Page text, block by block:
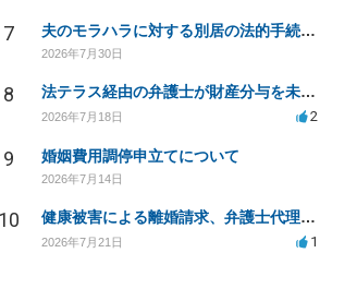
7 夫のモラハラに対する別居の法的手続き相談
2026年7月30日
8 法テラス経由の弁護士が財産分与を未解決のまま放置
2026年7月18日 2
9 婚姻費用調停申立てについて
2026年7月14日
10 健康被害による離婚請求、弁護士代理で迅速な手続き希望
2026年7月21日 1